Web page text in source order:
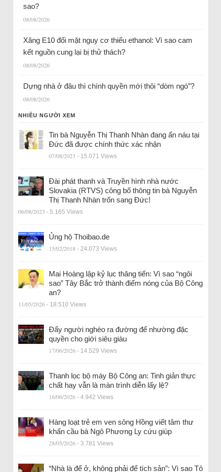
sao?
08/08/2026
Xăng E10 đối mặt nguy cơ thiếu ethanol: Vì sao cam
kết nguồn cung lại bị thử thách?
08/08/2026
Dựng nhà ở đâu thì chính quyền mới thôi “dòm ngó”?
08/08/2026
NHIỀU NGƯỜI XEM
Tin bà Nguyễn Thị Thanh Nhàn đang ẩn náu tại
Đức đã được chính thức xác nhận
07/08/2023 - 15.071 Views
Đài phát thanh và Truyền hình nhà nước
Slovakia (RTVS) công bố thông tin bà Nguyễn
Thị Thanh Nhàn trốn sang Đức!
06/08/2023 - 5.165 Views
Ủng hộ Thoibao.de
15/02/2018 - 24.073 Views
Mai Hoàng lập kỷ lục thăng tiến: Vì sao “ngôi
sao” Tây Bắc trở thành điểm nóng của Bộ Công
an?
11/05/2026 - 18.510 Views
Đẩy người nghèo ra đường để nhường đặc
quyền cho giới siêu giàu
17/06/2026 - 14.529 Views
Thanh lọc bộ máy Bộ Công an: Tinh giản thực
chất hay vẫn là màn trình diễn lấy lệ?
16/06/2026 - 4.942 Views
Hàng loạt trẻ em ven sông Hồng viết tâm thư
khẩn cầu bà Ngô Phương Ly cứu giúp
28/05/2026 - 3.781 Views
“Nhà là để ở, không phải để tích sản”: Vì sao Tô